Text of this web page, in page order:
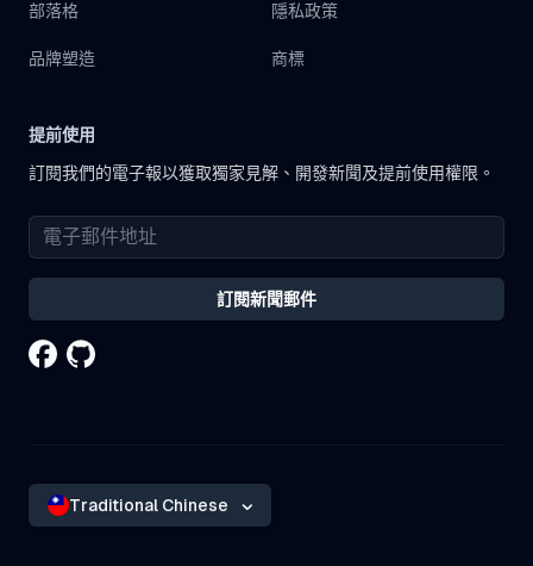
部落格
品牌塑造
隱私政策
商標
提前使用
訂閱我們的電子報以獲取獨家見解、開發新聞及提前使用權限。
訂閱新聞郵件
Traditional Chinese